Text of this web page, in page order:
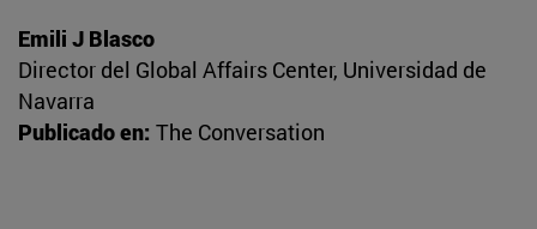
Emili J Blasco
Director del Global Affairs Center, Universidad de
Navarra
Publicado en: The Conversation